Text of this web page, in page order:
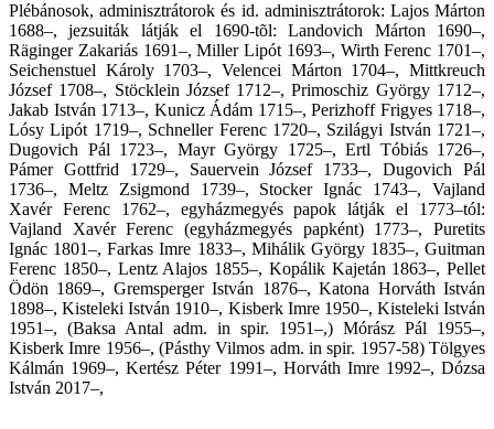
Plébánosok, adminisztrátorok és id. adminisztrátorok: Lajos Márton
1688–, jezsuiták látják el 1690-tõl: Landovich Márton 1690–,
Räginger Zakariás 1691–, Miller Lipót 1693–, Wirth Ferenc 1701–,
Seichenstuel Károly 1703–, Velencei Márton 1704–, Mittkreuch
József 1708–, Stöcklein József 1712–, Primoschiz György 1712–,
Jakab István 1713–, Kunicz Ádám 1715–, Perizhoff Frigyes 1718–,
Lósy Lipót 1719–, Schneller Ferenc 1720–, Szilágyi István 1721–,
Dugovich Pál 1723–, Mayr György 1725–, Ertl Tóbiás 1726–,
Pámer Gottfrid 1729–, Sauervein József 1733–, Dugovich Pál
1736–, Meltz Zsigmond 1739–, Stocker Ignác 1743–, Vajland
Xavér Ferenc 1762–, egyházmegyés papok látják el 1773–tól:
Vajland Xavér Ferenc (egyházmegyés papként) 1773–, Puretits
Ignác 1801–, Farkas Imre 1833–, Mihálik György 1835–, Guitman
Ferenc 1850–, Lentz Alajos 1855–, Kopálik Kajetán 1863–, Pellet
Ödön 1869–, Gremsperger István 1876–, Katona Horváth István
1898–, Kisteleki István 1910–, Kisberk Imre 1950–, Kisteleki István
1951–, (Baksa Antal adm. in spir. 1951–,) Mórász Pál 1955–,
Kisberk Imre 1956–, (Pásthy Vilmos adm. in spir. 1957-58) Tölgyes
Kálmán 1969–, Kertész Péter 1991–, Horváth Imre 1992–, Dózsa
István 2017–,